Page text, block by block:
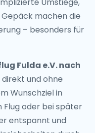
machen die
– besonders für
Fulda e.V. nach
direkt und ohne
Wunschziel in
Flug oder bei später
entspannt und